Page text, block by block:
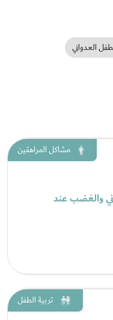
العدواني
مشاكل المراهقين
والغضب عند
تربية الطفل